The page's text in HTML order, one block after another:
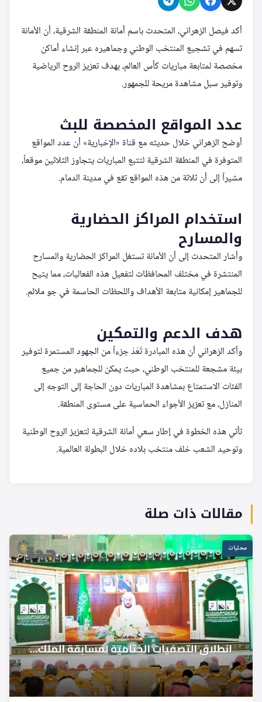
أكد فيصل الزهراني، المتحدث باسم أمانة المنطقة الشرقية، أن الأمانة
تسهم في تشجيع المنتخب الوطني وجماهيره عبر إنشاء أماكن
مخصصة لمتابعة مباريات كأس العالم، بهدف تعزيز الروح الرياضية
وتوفير سبل مشاهدة مريحة للجمهور.
عدد المواقع المخصصة للبث
أوضح الزهراني خلال حديثه مع قناة «الإخبارية» أن عدد المواقع
المتوفرة في المنطقة الشرقية لتتبع المباريات يتجاوز الثلاثين موقعاً،
مشيراً إلى أن ثلاثة من هذه المواقع تقع في مدينة الدمام.
استخدام المراكز الحضارية
والمسارح
وأشار المتحدث إلى أن الأمانة تستغل المراكز الحضارية والمسارح
المنتشرة في مختلف المحافظات لتفعيل هذه الفعاليات، مما يتيح
للجماهير إمكانية متابعة الأهداف واللحظات الحاسمة في جو ملائم.
هدف الدعم والتمكين
وأكد الزهراني أن هذه المبادرة تُعَدّ جزءاً من الجهود المستمرة لتوفير
بيئة مشجعة للمنتخب الوطني، حيث يمكن للجماهير من جميع
الفئات الاستمتاع بمشاهدة المباريات دون الحاجة إلى التوجه إلى
المنازل، مع تعزيز الأجواء الحماسية على مستوى المنطقة.
تأتي هذه الخطوة في إطار سعي أمانة الشرقية لتعزيز الروح الوطنية
وتوحيد الشعب خلف منتخب بلاده خلال البطولة العالمية.
مقالات ذات صلة
محليات